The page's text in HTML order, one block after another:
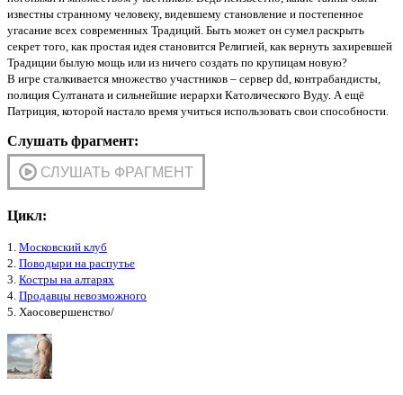
известны странному человеку, видевшему становление и постепенное
угасание всех современных Традиций. Быть может он сумел раскрыть
секрет того, как простая идея становится Религией, как вернуть захиревшей
Традиции былую мощь или из ничего создать по крупицам новую?
В игре сталкивается множество участников – сервер dd, контрабандисты,
полиция Султаната и сильнейшие иерархи Католического Вуду. А ещё
Патриция, которой настало время учиться использовать свои способности.
Слушать фрагмент:
Цикл:
1. Московский клуб
2. Поводыри на распутье
3. Костры на алтарях
4. Продавцы невозможного
5. Хаосовершенство/